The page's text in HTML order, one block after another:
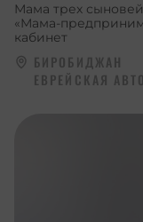
Мама трех
«Мама-
кабинет
БИРОБИДЖАН
ЕВРЕЙСКАЯ